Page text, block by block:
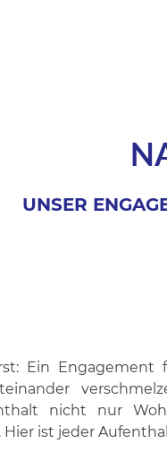
UNSER
Ein
nicht nur
ist jeder